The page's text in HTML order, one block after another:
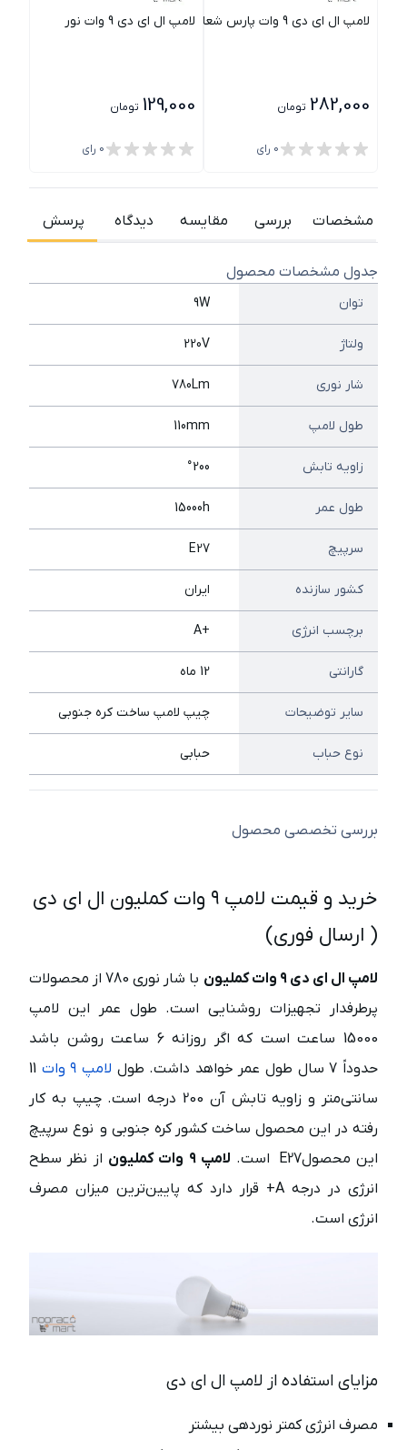
لامپ ال ای دی 9 وات پارس شعاع توس
282,000 تومان
0 رای
لامپ ال ای دی 9 وات نور
129,000 تومان
0 رای
مشخصات بررسی مقایسه دیدگاه پرسش
جدول مشخصات محصول
توان 9W
ولتاژ 220V
شار نوری 780Lm
طول لامپ 110mm
زاویه تابش °200
طول عمر 15000h
سرپیچ E27
کشور سازنده ایران
برچسب انرژی +A
گارانتی 12 ماه
سایر توضیحات چیپ لامپ ساخت کره جنوبی
نوع حباب حبابی
بررسی تخصصی محصول
خرید و قیمت لامپ ۹ وات کملیون ال ای دی
( ارسال فوری)
لامپ ال ای دی ۹ وات کملیون
با شار نوری 780 از محصولات
پرطرفدار تجهیزات روشنایی است. طول عمر این لامپ
15000 ساعت است که اگر روزانه 6 ساعت روشن باشد
حدوداً 7 سال طول عمر خواهد داشت. طول
لامپ ۹ وات
11
سانتی‌متر و زاویه تابش آن 200 درجه است. چیپ به کار
رفته در این محصول ساخت کشور کره جنوبی و نوع سرپیچ
این محصولE27 است.
لامپ ۹ وات کملیون
از نظر سطح
انرژی در درجه A+ قرار دارد که پایین‌ترین میزان مصرف
انرژی است.
مزایای استفاده از لامپ ال ای دی
مصرف انرژی کمتر نوردهی بیشتر